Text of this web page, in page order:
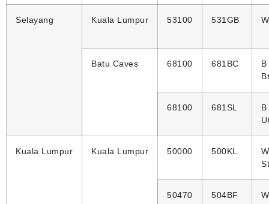
Selayang Kuala Lumpur 53100 531GB
Batu Caves 68100 681BC
68100 681SL
Kuala Lumpur Kuala Lumpur 50000 500KL
50470 504BF